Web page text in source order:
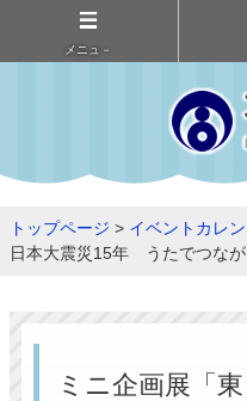
メニュ－
トップページ > イベントカレ
日本大震災15年 うたでつな
ミニ企画展「